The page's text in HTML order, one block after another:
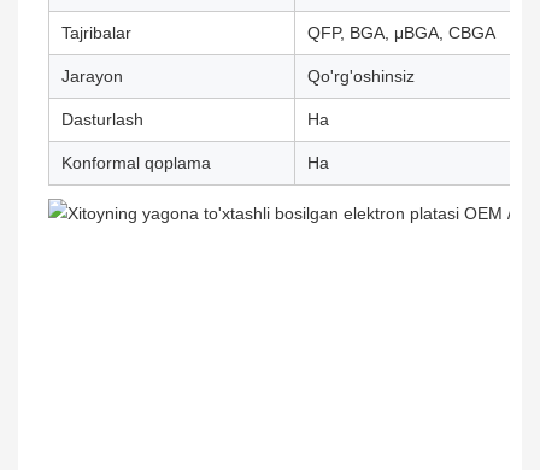
Tajribalar QFP, BGA, μBGA, CBGA
Jarayon Qo'rg'oshinsiz
Dasturlash Ha
Konformal qoplama Ha